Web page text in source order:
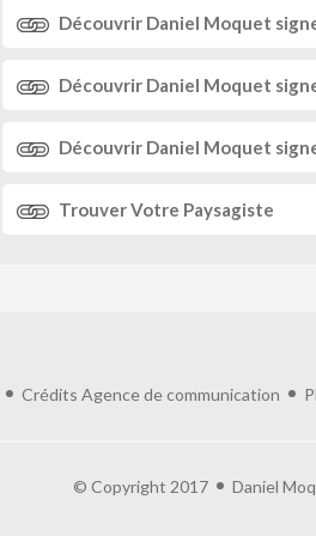
Découvrir Daniel Moquet
Découvrir Daniel Moquet
Découvrir Daniel Moquet
TrouverVotre Paysagiste
Crédits Agence de communication
© Copyright 2017 Daniel
en garantissant la conformité avec les